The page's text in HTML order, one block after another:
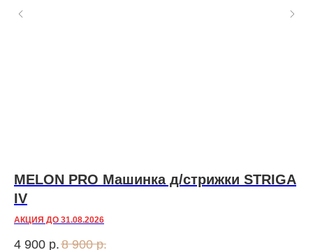
MELON PRO Машинка д/стрижки STRIGA
IV
АКЦИЯ ДО 31.08.2026
4 900 р. 8 900 р.